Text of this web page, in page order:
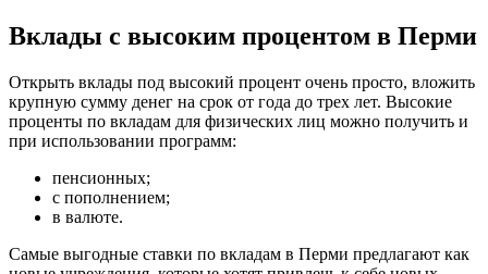
Вклады с высоким процентом в Перми
Открыть вклады под высокий процент очень просто, вложить
крупную сумму денег на срок от года до трех лет. Высокие
проценты по вкладам для физических лиц можно получить и
при использовании программ:
пенсионных;
с пополнением;
в валюте.
Самые выгодные ставки по вкладам в Перми предлагают как